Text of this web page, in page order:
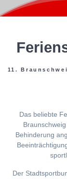
11.
Das beliebte
Behinderung
Der